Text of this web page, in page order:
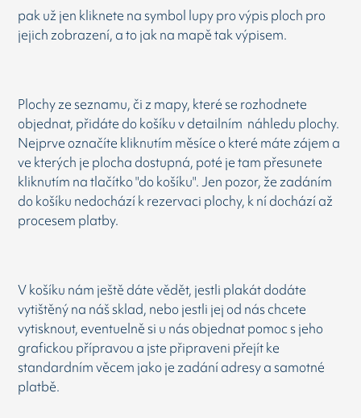
pak už jen kliknete na symbol lupy pro výpis ploch pro
jejich zobrazení, a to jak na mapě tak výpisem.
Plochy ze seznamu, či z mapy, které se rozhodnete
objednat, přidáte do košíku v detailním náhledu plochy.
Nejprve označíte kliknutím měsíce o které máte zájem a
ve kterých je plocha dostupná, poté je tam přesunete
kliknutím na tlačítko "do košíku". Jen pozor, že zadáním
do košíku nedochází k rezervaci plochy, k ní dochází až
procesem platby.
V košíku nám ještě dáte vědět, jestli plakát dodáte
vytištěný na náš sklad, nebo jestli jej od nás chcete
vytisknout, eventuelně si u nás objednat pomoc s jeho
grafickou přípravou a jste připraveni přejít ke
standardním věcem jako je zadání adresy a samotné
platbě.